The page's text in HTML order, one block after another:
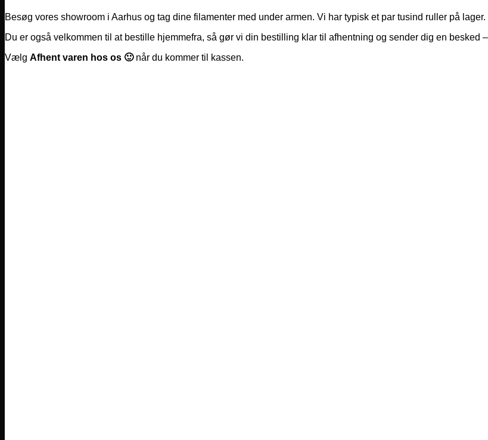
Besøg vores showroom i Aarhus og tag dine filamenter med under armen. Vi har typisk et par tusind ruller på lager.
Du er også velkommen til at bestille hjemmefra, så gør vi din bestilling klar til afhentning og sender dig en besked
Vælg Afhent varen hos os 🙂 når du kommer til kassen.